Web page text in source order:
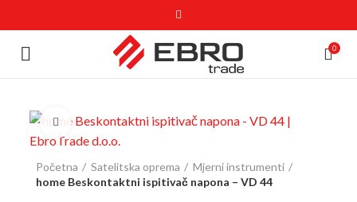
0
Click to enlarge
Početna Satelitska oprema
Mjerni instrumenti
home Beskontaktni ispitivač napona – VD 44